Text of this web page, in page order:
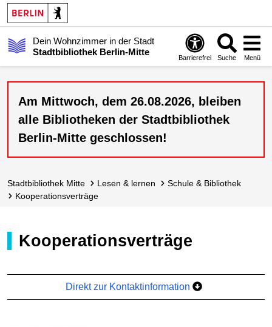
Dein Wohnzimmer in der Stadt
Stadtbibliothek Berlin-Mitte
Barrierefrei Suche Menü
Am Mittwoch, dem 26.08.2026, bleiben
alle Bibliotheken der Stadtbibliothek
Berlin-Mitte geschlossen!
Stadt­bibliothek Mitte lesen & lernen
Schule & Bibliothek
Kooperations­verträge
Kooperationsverträge
Direkt zur Kontaktinformation